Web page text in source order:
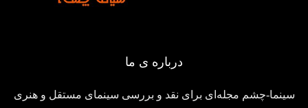
درباره ی ما
سینما-چشم مجله‌ای برای نقد و بررسی سینمای مستقل و هنری